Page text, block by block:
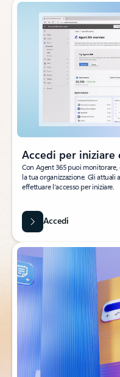
Accedi per iniziare
Con Agent 365 puoi
la tua organizzazione. Gli
effettuare l'accesso per iniziare.
Accedi